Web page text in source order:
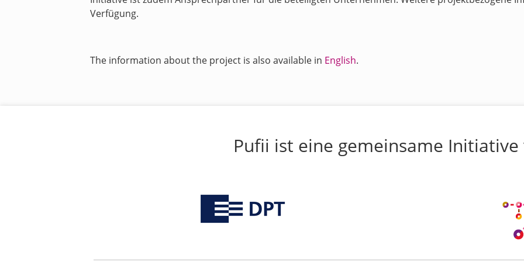
Verfügung.
The information about the project is also available in English.
Pufii ist eine gemeinsame Initiative